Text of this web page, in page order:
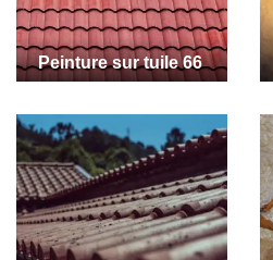
Peinture sur tuile 66